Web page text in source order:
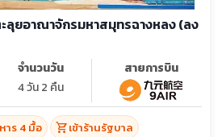
ะลุยอาณาจักรมหาสมุทรฉางหลง (ลง
จำนวนวัน
4 วัน 2 คืน
สายการบิน
าร 4 มื้อ shopping_cartเข้าร้านรัฐบาล